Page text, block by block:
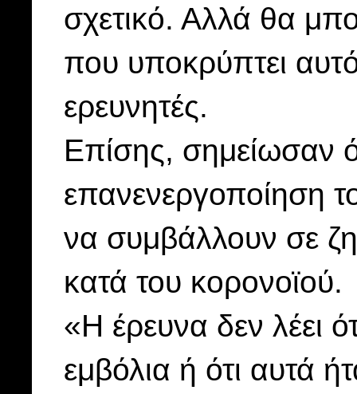
σχετικό. Αλλά θα
που υποκρύπτει
ερευνητές.
Επίσης, σημείωσαν
επανενεργοποίηση
να συμβάλλουν σε
κατά του κορονοϊού.
«Η έρευνα δεν λέει
εμβόλια ή ότι αυτά